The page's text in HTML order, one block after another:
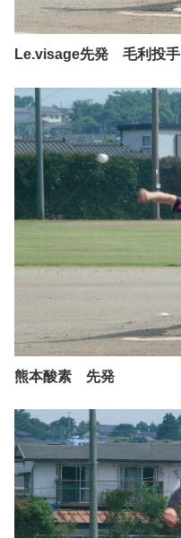
Le.visage先発 毛利投手
熊本酸素 先発